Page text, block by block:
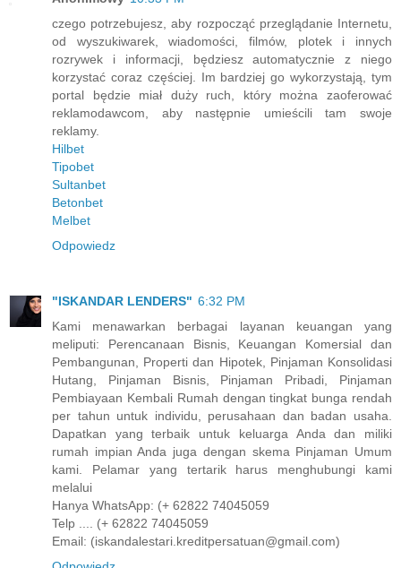
czego potrzebujesz, aby rozpocząć przeglądanie Internetu,
od wyszukiwarek, wiadomości, filmów, plotek i innych
rozrywek i informacji, będziesz automatycznie z niego
korzystać coraz częściej. Im bardziej go wykorzystają, tym
portal będzie miał duży ruch, który można zaoferować
reklamodawcom, aby następnie umieścili tam swoje
reklamy.
Hilbet
Tipobet
Sultanbet
Betonbet
Melbet
Odpowiedz
"ISKANDAR LENDERS" 6:32 PM
Kami menawarkan berbagai layanan keuangan yang
meliputi: Perencanaan Bisnis, Keuangan Komersial dan
Pembangunan, Properti dan Hipotek, Pinjaman Konsolidasi
Hutang, Pinjaman Bisnis, Pinjaman Pribadi, Pinjaman
Pembiayaan Kembali Rumah dengan tingkat bunga rendah
per tahun untuk individu, perusahaan dan badan usaha.
Dapatkan yang terbaik untuk keluarga Anda dan miliki
rumah impian Anda juga dengan skema Pinjaman Umum
kami. Pelamar yang tertarik harus menghubungi kami
melalui
Hanya WhatsApp: (+ 62822 74045059
Telp .... (+ 62822 74045059
Email: (iskandalestari.kreditpersatuan@gmail.com)